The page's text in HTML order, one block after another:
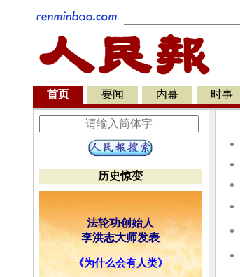
首页 要闻 内幕 时事
历史惊变
法轮功创始人
李洪志大师发表
《为什么会有人类》